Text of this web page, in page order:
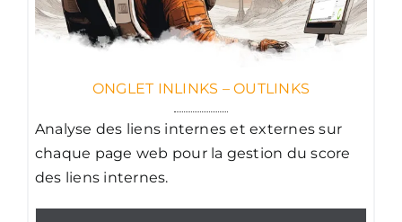
ONGLET INLINKS – OUTLINKS
Analyse des liens internes et externes sur
chaque page web pour la gestion du score
des liens internes.